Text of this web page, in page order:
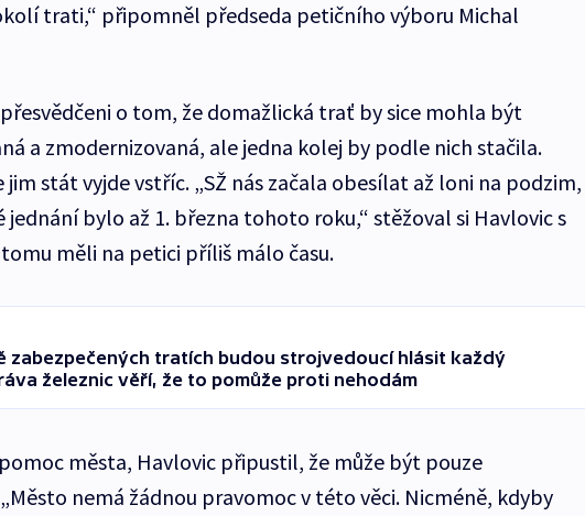
trati,“ připomněl předseda petičního výboru Michal
o tom, že domažlická trať by sice mohla být
a zmodernizovaná, ale jedna kolej by podle nich stačila.
jim stát vyjde vstříc. „SŽ nás začala obesílat až loni na podzim,
jednání bylo až 1. března tohoto roku,“ stěžoval si Havlovic s
měli na petici příliš málo času.
zabezpečených tratích budou strojvedoucí hlásit každý
železnic věří, že to pomůže proti nehodám
města, Havlovic připustil, že může být pouze
nemá žádnou pravomoc v této věci. Nicméně, kdyby